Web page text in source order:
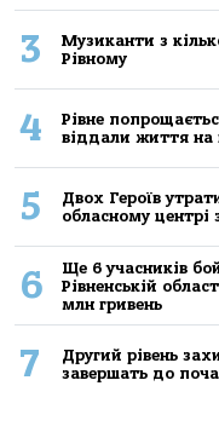
3
Музиканти з
Рівному
4
Рівне
віддали життя на
5
Двох Героїв
обласному
6
Ще 6 учасників
Рівненській
млн гривень
7
Другий рівень
завершать до